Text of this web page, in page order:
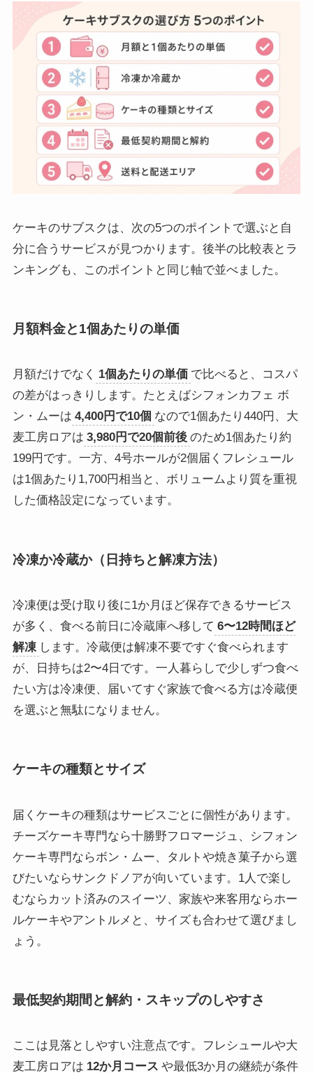
ケーキのサブスクは、次の5つのポイントで選ぶと自
分に合うサービスが見つかります。後半の比較表とラ
ンキングも、このポイントと同じ軸で並べました。
月額料金と1個あたりの単価
月額だけでなく 1個あたりの単価 で比べると、コスパ
の差がはっきりします。たとえばシフォンカフェ ボ
ン・ムーは 4,400円で10個 なので1個あたり440円、大
麦工房ロアは 3,980円で20個前後 のため1個あたり約
199円です。一方、4号ホールが2個届くフレシュール
は1個あたり1,700円相当と、ボリュームより質を重視
した価格設定になっています。
冷凍か冷蔵か（日持ちと解凍方法）
冷凍便は受け取り後に1か月ほど保存できるサービス
が多く、食べる前日に冷蔵庫へ移して 6〜12時間ほど
解凍 します。冷蔵便は解凍不要ですぐ食べられます
が、日持ちは2〜4日です。一人暮らしで少しずつ食べ
たい方は冷凍便、届いてすぐ家族で食べる方は冷蔵便
を選ぶと無駄になりません。
ケーキの種類とサイズ
届くケーキの種類はサービスごとに個性があります。
チーズケーキ専門なら十勝野フロマージュ、シフォン
ケーキ専門ならボン・ムー、タルトや焼き菓子から選
びたいならサンクドノアが向いています。1人で楽し
むならカット済みのスイーツ、家族や来客用ならホー
ルケーキやアントルメと、サイズも合わせて選びまし
ょう。
最低契約期間と解約・スキップのしやすさ
ここは見落としやすい注意点です。フレシュールや大
麦工房ロアは 12か月コース や最低3か月の継続が条件